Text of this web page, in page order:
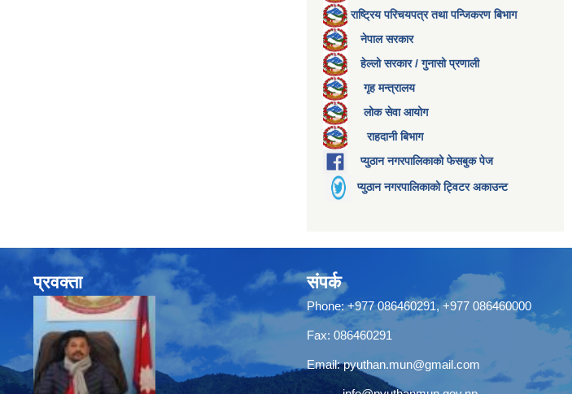
राष्ट्रिय परिचयपत्र तथा पन्जिकरण बिभाग
नेपाल सरकार
हेल्लो सरकार / गुनासो प्रणाली
गृह मन्त्रालय
लोक सेवा आयोग
राहदानी बिभाग
प्युठान नगरपालिकाको फेसबुक पेज
प्युठान नगरपालिकाको ट्विटर अकाउन्ट
प्रवक्ता संपर्क
Phone: +977 086460291, +977 086460000
Fax: 086460291
Email:pyuthan.mun@gmail.com